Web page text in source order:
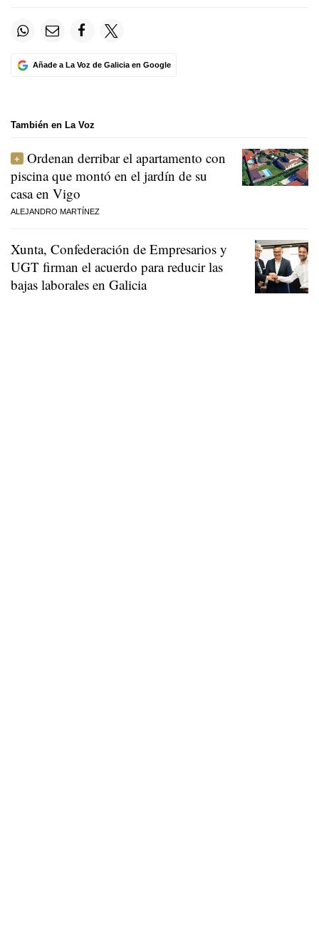
Añade a La Voz de Galicia en Google
También en La Voz
Ordenan derribar el apartamento con
piscina que montó en el jardín de su
casa en Vigo
ALEJANDRO MARTÍNEZ
Xunta, Confederación de Empresarios y
UGT firman el acuerdo para reducir las
bajas laborales en Galicia